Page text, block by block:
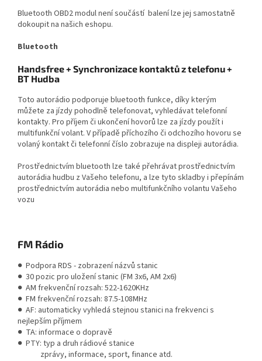
Bluetooth OBD2 modul není součástí balení lze jej samostatně
dokoupit na našich eshopu.
Bluetooth
Handsfree + Synchronizace kontaktů z telefonu +
BT Hudba
Toto autorádio podporuje bluetooth funkce, díky kterým
můžete za jízdy pohodlně telefonovat, vyhledávat telefonní
kontakty. Pro příjem či ukončení hovorů lze za jízdy použít i
multifunkční volant. V případě příchozího či odchozího hovoru se
volaný kontakt či telefonní číslo zobrazuje na displeji autorádia.
Prostřednictvím bluetooth lze také přehrávat prostřednictvím
autorádia hudbu z Vašeho telefonu, a lze tyto skladby i přepínám
prostřednictvím autorádia nebo multifunkčního volantu Vašeho
vozu
FM Rádio
● Podpora RDS - zobrazení názvů stanic
● 30 pozic pro uložení stanic (FM 3x6, AM 2x6)
● AM frekvenční rozsah: 522-1620KHz
● FM frekvenční rozsah: 87.5-108MHz
● AF: automaticky vyhledá stejnou stanici na frekvenci s
nejlepším příjmem
● TA: informace o dopravě
● PTY: typ a druh rádiové stanice
zprávy, informace, sport, finance atd.